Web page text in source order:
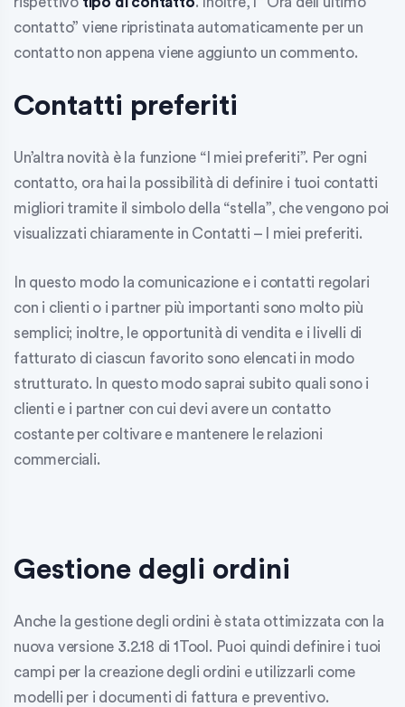
contatto” viene ripristinata automaticamente per un
contatto non appena viene aggiunto un commento.
Contatti preferiti
Un’altra novità è la funzione “I miei preferiti”. Per ogni
contatto, ora hai la possibilità di definire i tuoi contatti
migliori tramite il simbolo della “stella”, che vengono poi
visualizzati chiaramente in Contatti – I miei preferiti.
In questo modo la comunicazione e i contatti regolari
con i clienti o i partner più importanti sono molto più
semplici; inoltre, le opportunità di vendita e i livelli di
fatturato di ciascun favorito sono elencati in modo
strutturato. In questo modo saprai subito quali sono i
clienti e i partner con cui devi avere un contatto
costante per coltivare e mantenere le relazioni
commerciali.
Gestione degli ordini
Anche la gestione degli ordini è stata ottimizzata con la
nuova versione 3.2.18 di 1Tool. Puoi quindi definire i tuoi
campi per la creazione degli ordini e utilizzarli come
modelli per i documenti di fattura e preventivo.